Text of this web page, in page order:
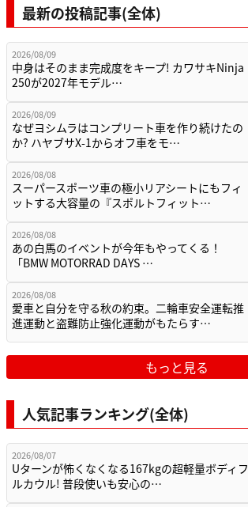
最新の投稿記事(全体)
2026/08/09
中身はそのまま完成度をキープ! カワサキNinja
250が2027年モデル…
2026/08/09
なぜヨシムラはコンプリート車を作り続けたの
か? ハヤブサX-1からオフ車をモ…
2026/08/08
スーパースポーツ車の極小リアシートにもフィ
ットする大容量の『スポルトフィット…
2026/08/08
あの白馬のイベントが今年もやってくる！
「BMW MOTORRAD DAYS …
2026/08/08
愛車と自分を守る秋の約束。二輪車安全運転推
進運動と盗難防止強化運動がもたらす…
もっと見る
人気記事ランキング(全体)
2026/08/07
Uターンが怖くなくなる167kgの超軽量ボディフ
ルカウル! 普段使いも安心の…